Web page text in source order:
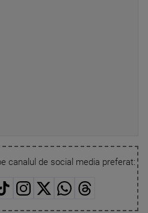
canalul de social media preferat: